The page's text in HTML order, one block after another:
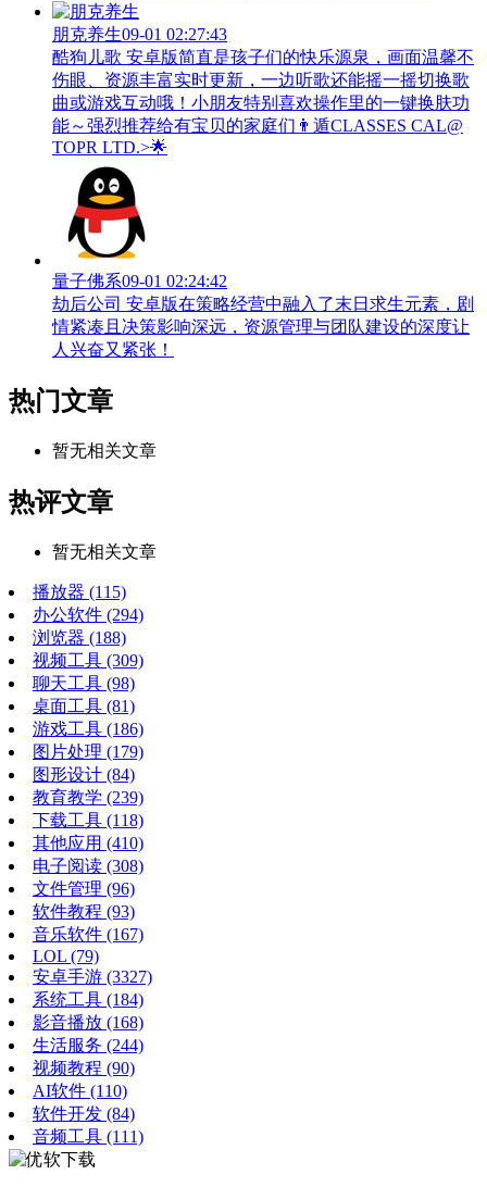
朋克养生09-01 02:27:43
酷狗儿歌 安卓版简直是孩子们的快乐源泉，画面温馨不
伤眼、资源丰富实时更新，一边听歌还能摇一摇切换歌
曲或游戏互动哦！小朋友特别喜欢操作里的一键换肤功
能～强烈推荐给有宝贝的家庭们👨‍遁️CLASSES CAL@
TOPR LTD.>🌟
量子佛系09-01 02:24:42
劫后公司 安卓版在策略经营中融入了末日求生元素，剧
情紧凑且决策影响深远，资源管理与团队建设的深度让
人兴奋又紧张！
热门文章
暂无相关文章
热评文章
暂无相关文章
播放器 (115)
办公软件 (294)
浏览器 (188)
视频工具 (309)
聊天工具 (98)
桌面工具 (81)
游戏工具 (186)
图片处理 (179)
图形设计 (84)
教育教学 (239)
下载工具 (118)
其他应用 (410)
电子阅读 (308)
文件管理 (96)
软件教程 (93)
音乐软件 (167)
LOL (79)
安卓手游 (3327)
系统工具 (184)
影音播放 (168)
生活服务 (244)
视频教程 (90)
AI软件 (110)
软件开发 (84)
音频工具 (111)